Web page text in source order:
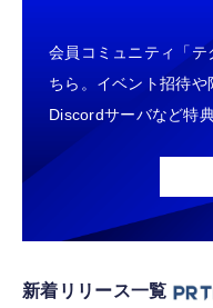
会員コミュニティ「テ
ちら。イベント招待
Discordサーバなど特
新着リリース一覧